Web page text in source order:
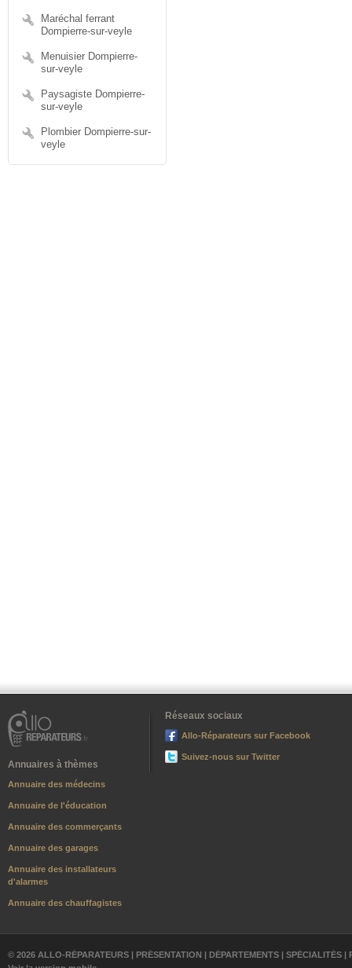
Maréchal ferrant
Dompierre-sur-veyle
Menuisier Dompierre-
sur-veyle
Paysagiste Dompierre-
sur-veyle
Plombier Dompierre-sur-
veyle
Annuaires à thèmes
Annuaire des médecins
Annuaire de l'éducation
Annuaire des commerçants
Annuaire des garages
Annuaire des installateurs
d'alarmes
Annuaire des chauffagistes
Réseaux sociaux
Allo-Réparateurs sur Facebook
Suivez-nous sur Twitter
© 2026 ALLO-RÉPARATEURS | PRÉSENTATION | DÉPARTEMENTS | SPÉCIALITÉS |